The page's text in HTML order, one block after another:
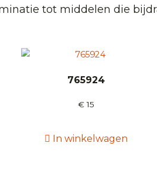
tot middelen die
765924
€15
In winkelwagen